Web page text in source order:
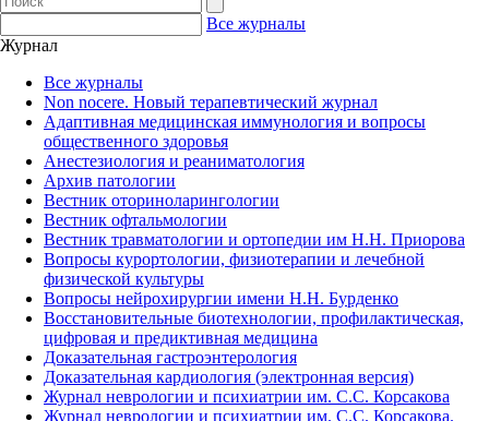
Все журналы
Журнал
Все журналы
Non nocere. Новый терапевтический журнал
Адаптивная медицинская иммунология и вопросы
общественного здоровья
Анестезиология и реаниматология
Архив патологии
Вестник оториноларингологии
Вестник офтальмологии
Вестник травматологии и ортопедии им Н.Н. Приорова
Вопросы курортологии, физиотерапии и лечебной
физической культуры
Вопросы нейрохирургии имени Н.Н. Бурденко
Восстановительные биотехнологии, профилактическая,
цифровая и предиктивная медицина
Доказательная гастроэнтерология
Доказательная кардиология (электронная версия)
Журнал неврологии и психиатрии им. С.С. Корсакова
Журнал неврологии и психиатрии им. С.С. Корсакова.